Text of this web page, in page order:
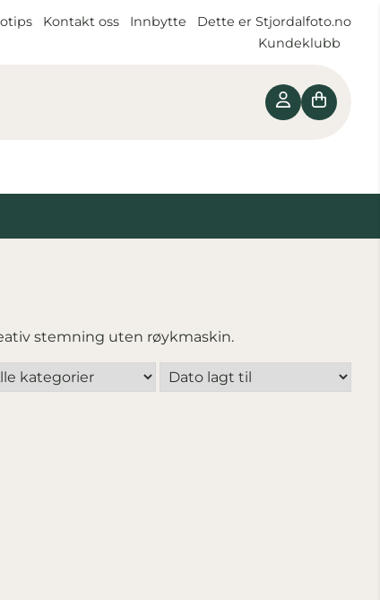
Kontakt oss Innbytte
Dette er Stjordalfoto.no
Kundeklubb
stemning uten røykmaskin.